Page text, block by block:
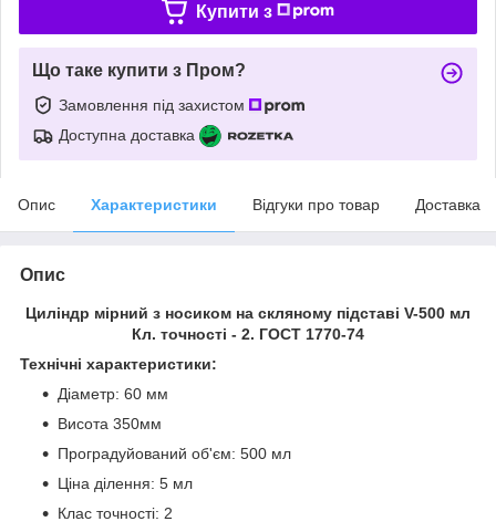
Купити з
Що таке купити з Пром?
Замовлення під захистом
Доступна доставка
Опис Характеристики Відгуки про товар Доставка
Опис
Циліндр мірний з носиком на скляному підставі V-500 мл
Кл. точності - 2. ГОСТ 1770-74
Технічні характеристики:
Діаметр: 60 мм
Висота 350мм
Проградуйований об'єм: 500 мл
Ціна ділення: 5 мл
Клас точності: 2